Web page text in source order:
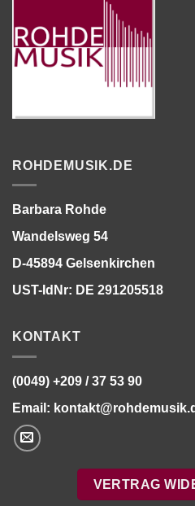
ROHDEMUSIK.DE
Barbara Rohde
Wandelsweg 54
D-45894 Gelsenkirchen
UST-IdNr: DE 291205518
KONTAKT
(0049) +209 / 37 53 90
Email:
VERTRAG